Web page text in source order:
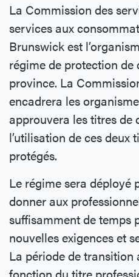
La Commission des
services aux
Brunswick est
régime de protection de
province. La
encadrera les
approuvera les titres de
l’utilisation de ces deux
protégés.
Le régime sera déployé
donner aux
suffisamment de temps
nouvelles exigences et
La période de transition